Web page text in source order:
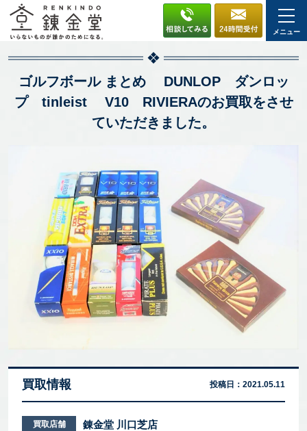
メニュー
ゴルフボール まとめ DUNLOP ダンロッ
プ tinleist V10 RIVIERAのお買取をさせ
ていただきました。
買取情報 投稿日： 2021.05.11
買取店舗 錬金堂 川口芝店